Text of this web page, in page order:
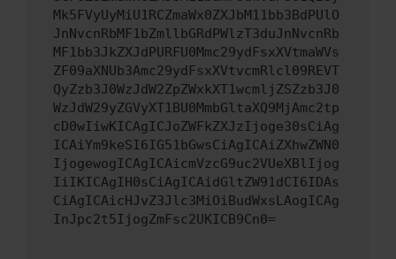
Mk5FVyUyMiU1RCZmaWx0ZXJbM11bb3BdPUlO
JnNvcnRbMF1bZmllbGRdPWlzT3duJnNvcnRb
MF1bb3JkZXJdPURFU0Mmc29ydFsxXVtmaWVs
ZF09aXNUb3Amc29ydFsxXVtvcmRlcl09REVT
QyZzb3J0WzJdW2ZpZWxkXT1wcmljZSZzb3J0
WzJdW29yZGVyXT1BU0MmbGltaXQ9MjAmc2tp
cD0wIiwKICAgICJoZWFkZXJzIjoge30sCiAg
ICAiYm9keSI6IG51bGwsCiAgICAiZXhwZWN0
IjogewogICAgICAicmVzcG9uc2VUeXBlIjog
IiIKICAgIH0sCiAgICAidGltZW91dCI6IDAs
CiAgICAicHJvZ3Jlc3MiOiBudWxsLAogICAg
InJpc2t5IjogZmFsc2UKICB9Cn0=